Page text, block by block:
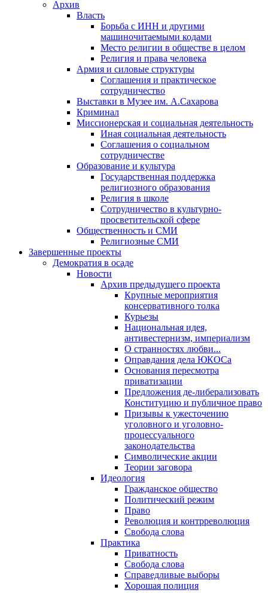
Архив
Власть
Борьба с ИНН и другими
машиночитаемыми кодами
Место религии в обществе в целом
Религия и права человека
Армия и силовые структуры
Соглашения и практическое
сотрудничество
Выставки в Музее им. А.Сахарова
Криминал
Миссионерская и социальная деятельность
Иная социальная деятельность
Соглашения о социальном
сотрудничестве
Образование и культура
Государственная поддержка
религиозного образования
Религия в школе
Сотрудничество в культурно-
просветительской сфере
Общественность и СМИ
Религиозные СМИ
Завершенные проекты
Демократия в осаде
Новости
Архив предыдущего проекта
Крупные мероприятия
консервативного толка
Курьезы
Национальная идея,
антивестернизм, империализм
О странностях любви...
Оправдания дела ЮКОСа
Основания пересмотра
приватизации
Предложения де-либерализовать
Конституцию и публичное право
Призывы к ужесточению
уголовного и уголовно-
процессуального
законодательства
Символические акции
Теории заговора
Идеология
Гражданское общество
Политический режим
Право
Революция и контрреволюция
Свобода слова
Практика
Приватность
Свобода слова
Справедливые выборы
Хорошая полиция